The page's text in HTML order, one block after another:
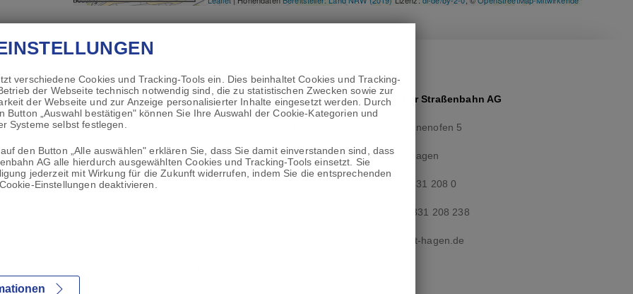
Waben Wirrwarr
im Verbundgebiet –
Fahrgäste um Mithilfe
und Anträge
Unsere Leistungen
HST schließt E-Tretroller von der
Hagener Straßenbahn AG
Am Pfannenofen 5
58097 Hagen
02331 208 0
02331 208 238
info@hst-hagen.de
verschiedene Cookies und Tracking-Tools ein. Dies beinhaltet Cookies und Tracking-
der Webseite technisch notwendig sind, die zu statistischen Zwecken sowie zur
der Webseite und zur Anzeige personalisierter Inhalte eingesetzt werden. Durch
Button „Auswahl bestätigen" können Sie Ihre Auswahl der Cookie-Kategorien und
Systeme selbst festlegen.
den Button „Alle auswählen" erklären Sie, dass Sie damit einverstanden sind, dass
AG alle hierdurch ausgewählten Cookies und Tracking-Tools einsetzt. Sie
jederzeit mit Wirkung für die Zukunft widerrufen, indem Sie die entsprechenden
Einstellungen deaktivieren.